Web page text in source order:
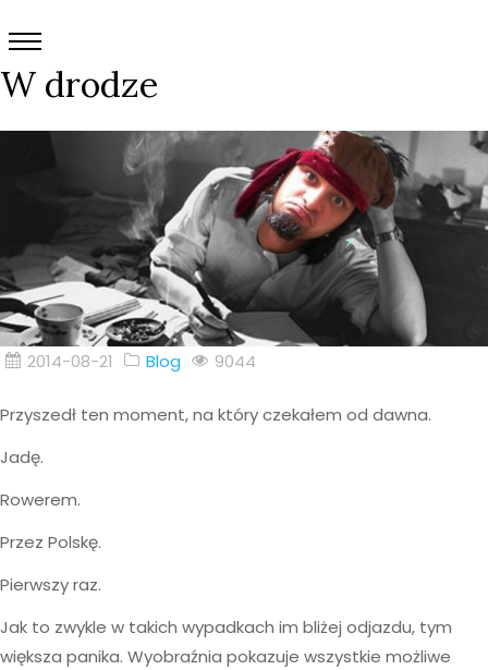
W drodze
2014-08-21 Blog 9044
Przyszedł ten moment, na który czekałem od dawna.
Jadę.
Rowerem.
Przez Polskę.
Pierwszy raz.
Jak to zwykle w takich wypadkach im bliżej odjazdu, tym
większa panika. Wyobraźnia pokazuje wszystkie możliwe